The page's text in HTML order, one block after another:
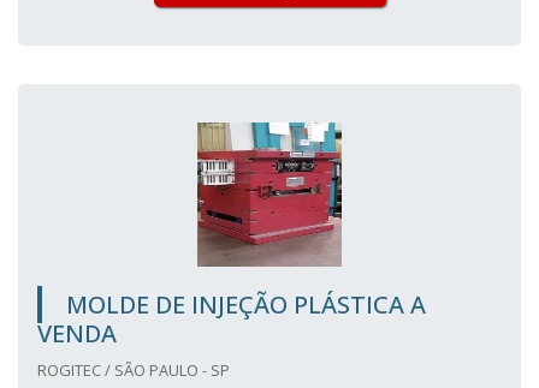
MOLDE DE INJEÇÃO PLÁSTICA A
VENDA
ROGITEC / SÃO PAULO - SP